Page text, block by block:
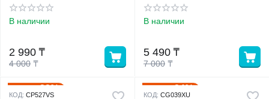
В наличии
4 000 ₸
2 990 ₸
В наличии
7 000 ₸
5 490 ₸
22%
КОД: CP527VS
24%
КОД: CG039XU